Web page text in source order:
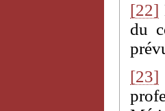
[22]
du
[23]